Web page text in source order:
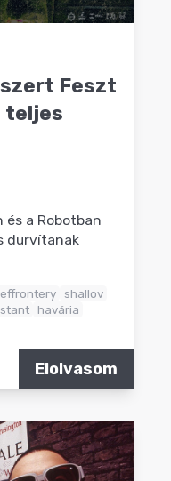
Feszt
teljes
a Robotban
durvítanak
effrontery shallov
havária
Elolvasom